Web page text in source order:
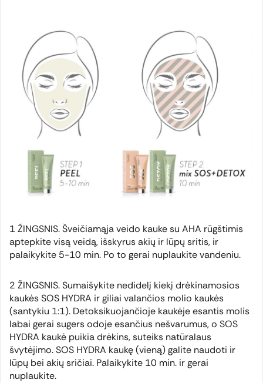
1 ŽINGSNIS. Šveičiamąja veido kauke su AHA rūgštimis
aptepkite visą veidą, išskyrus akių ir lūpų sritis, ir
palaikykite 5-10 min. Po to gerai nuplaukite vandeniu.
2 ŽINGSNIS. Sumaišykite nedidelį kiekį drėkinamosios
kaukės SOS HYDRA ir giliai valančios molio kaukės
(santykiu 1:1). Detoksikuojančioje kaukėje esantis molis
labai gerai sugers odoje esančius nešvarumus, o SOS
HYDRA kaukė puikia drėkins, suteiks natūralaus
švytėjimo. SOS HYDRA kaukę (vieną) galite naudoti ir
lūpų bei akių sričiai. Palaikykite 10 min. ir gerai
nuplaukite.